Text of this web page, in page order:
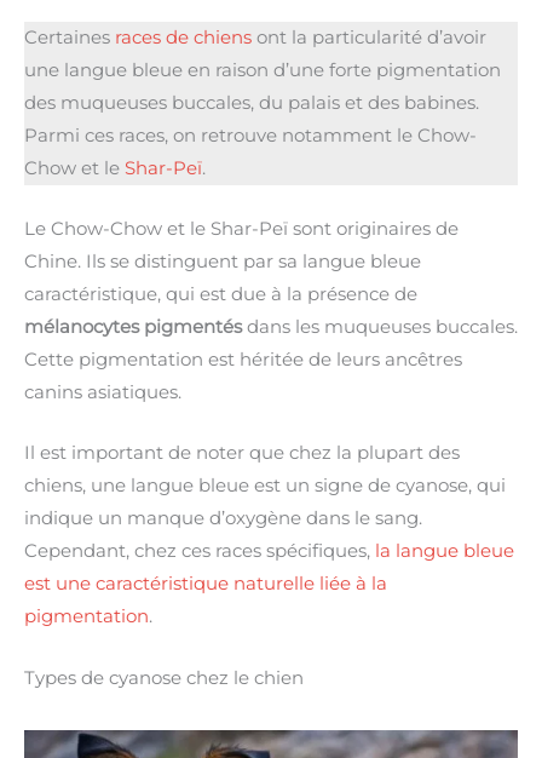
Certaines races de chiens ont la particularité d’avoir
une langue bleue en raison d’une forte pigmentation
des muqueuses buccales, du palais et des babines.
Parmi ces races, on retrouve notamment le Chow-
Chow et le Shar-Peï.
Le Chow-Chow et le Shar-Peï sont originaires de
Chine. Ils se distinguent par sa langue bleue
caractéristique, qui est due à la présence de
mélanocytes pigmentésdans les muqueuses buccales.
Cette pigmentation est héritée de leurs ancêtres
canins asiatiques.
Il est important de noter que chez la plupart des
chiens, une langue bleue est un signe de cyanose, qui
indique un manque d’oxygène dans le sang.
Cependant, chez ces races spécifiques, la langue bleue
est une caractéristique naturelle liée à la
pigmentation.
Types de cyanose chez le chien